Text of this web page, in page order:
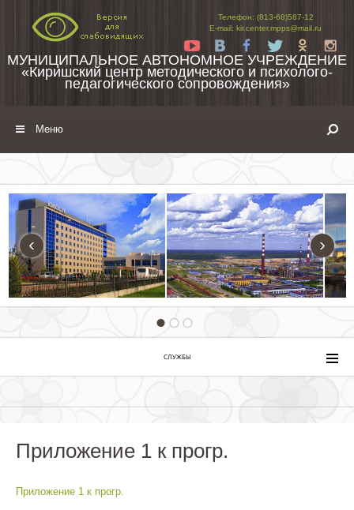
Телефон: (813-68)587-12
E-mail: kir.center.mpps@mail.ru
Yt
Tw
МУНИЦИПАЛЬНОЕ АВТОНОМНОЕ УЧРЕЖДЕНИЕ
«Киришский центр методического и психолого-
педагогического сопровождения»
Меню
‹ ›
СЛУЖБЫ
Приложение 1 к прогр.
Приложение 1 к прогр.